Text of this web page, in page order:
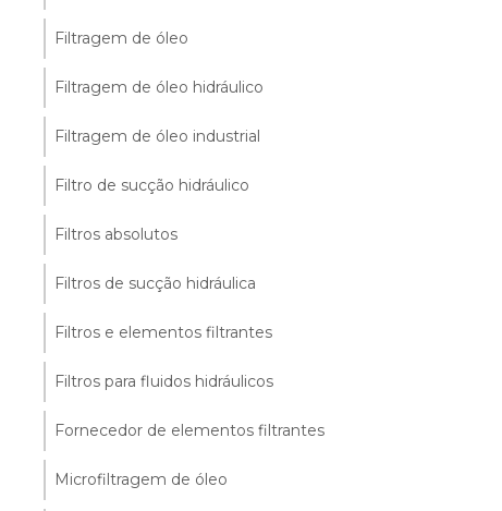
Filtragem de óleo
Filtragem de óleo hidráulico
Filtragem de óleo industrial
Filtro de sucção hidráulico
Filtros absolutos
Filtros de sucção hidráulica
Filtros e elementos filtrantes
Filtros para fluidos hidráulicos
Fornecedor de elementos filtrantes
Microfiltragem de óleo